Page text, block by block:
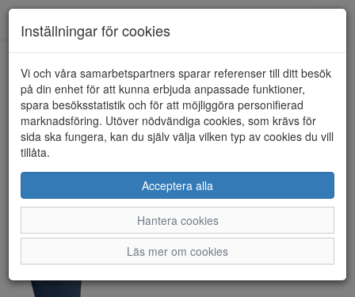
Dam
Det här är bara ett urval ur vårt damsortiment - det finns betydligt
mer att prova i butiken!
Inställningar för cookies
Vi och våra samarbetspartners sparar referenser till ditt besök
på din enhet för att kunna erbjuda anpassade funktioner,
spara besöksstatistik och för att möjliggöra personifierad
marknadsföring. Utöver nödvändiga cookies, som krävs för
sida ska fungera, kan du själv välja vilken typ av cookies du vill
tillåta.
Acceptera alla
Hantera cookies
Läs mer om cookies